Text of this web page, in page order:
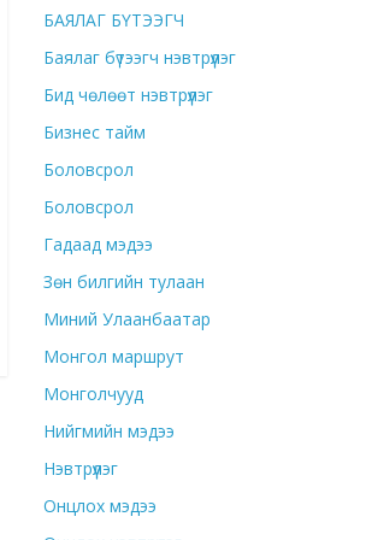
БАЯЛАГ БҮТЭЭГЧ
Баялаг бүтээгч нэвтрүүлэг
Бид чөлөөт нэвтрүүлэг
Бизнес тайм
Боловсрол
Боловсрол
Гадаад мэдээ
Зөн билгийн тулаан
Миний Улаанбаатар
Монгол маршрут
Монголчууд
Нийгмийн мэдээ
Нэвтрүүлэг
Онцлох мэдээ